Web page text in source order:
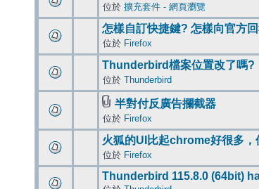
位於 擴充套件 - 網頁瀏覽
怎樣自訂快捷鍵? 怎樣向官方
位於 Firefox
Thunderbird檔案位置改了嗎?
位於 Thunderbird
半對付反廣告攔截器
位於 Firefox
火狐的UI比起chrome好很多，
位於 Firefox
Thunderbird 115.8.0 (64bit)